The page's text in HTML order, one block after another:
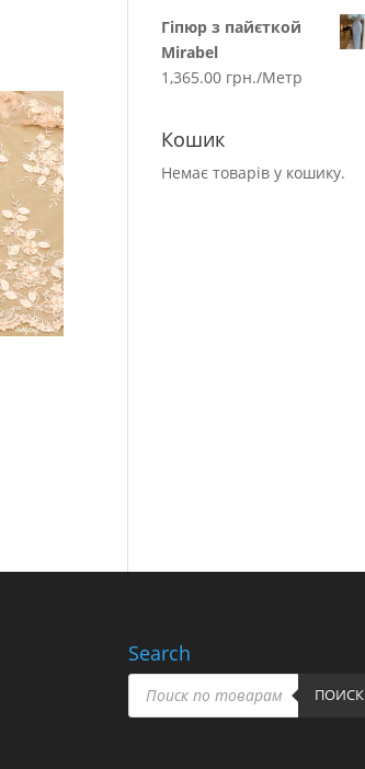
Гіпюр з пайєткой
Mirabel
1,365.00 грн./Метр
Кошик
Немає товарів у кошику.
Search
Пошук
товарів ПОИСК